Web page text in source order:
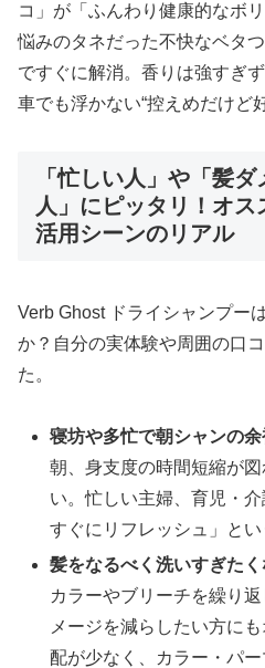
コ」が「ふんわり健康的なボ
悩みのタネだった不快なベタ
ですぐに解消。香りは強すぎ
車でも浮かない“控えめだけど
「忙しい人」や「髪
人」にピッタリ！オ
活用シーンのリアル
Verb Ghost ドライシャンプー
か？自分の実体験や周囲の口
た。
寝坊や多忙で朝シャンの
朝、身支度の時間短縮が
い。忙しい主婦、育児・
すぐにリフレッシュ」とい
髪をなるべく洗いすぎた
カラーやブリーチを繰り
メージを減らしたい方に
配が少なく、カラー・パ